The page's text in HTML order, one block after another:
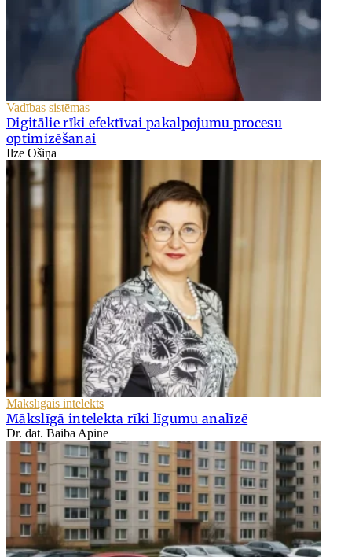
Vadības sistēmas
Digitālie rīki efektīvai pakalpojumu procesu
optimizēšanai
Ilze Ošiņa
Mākslīgais intelekts
Mākslīgā intelekta rīki līgumu analīzē
Dr. dat. Baiba Apine